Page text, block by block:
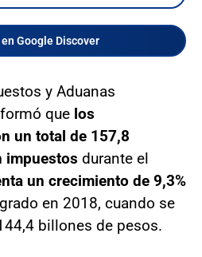
en Google Discover
y Aduanas
que los
un total de 157,8
impuestos durante el
un crecimiento de 9,3%
en 2018, cuando se
billones de pesos.